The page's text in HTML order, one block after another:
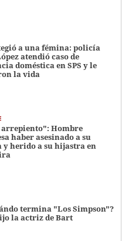
a una fémina: policía
atendió caso de
doméstica en SPS y le
la vida
arrepiento": Hombre
haber asesinado a su
y herido a su hijastra en
termina "Los Simpson"?
la actriz de Bart